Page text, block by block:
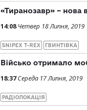
«Тиранозавр» – нова
14:08 Четвер 18 Липня, 2019
SNIPEX T-REX ГВИНТІВКА
Військо отримало
18:37 Середа 17 Липня, 2019
РАДІОЛОКАЦІЯ